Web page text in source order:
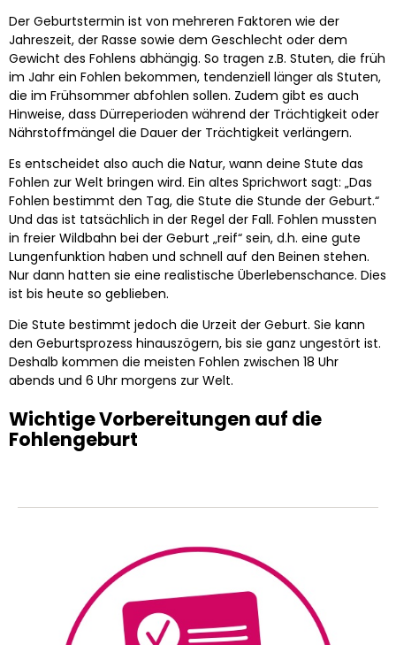
Der Geburtstermin ist von mehreren Faktoren wie der
Jahreszeit, der Rasse sowie dem Geschlecht oder dem
Gewicht des Fohlens abhängig. So tragen z.B. Stuten, die früh
im Jahr ein Fohlen bekommen, tendenziell länger als Stuten,
die im Frühsommer abfohlen sollen. Zudem gibt es auch
Hinweise, dass Dürreperioden während der Trächtigkeit oder
Nährstoffmängel die Dauer der Trächtigkeit verlängern.
Es entscheidet also auch die Natur, wann deine Stute das
Fohlen zur Welt bringen wird. Ein altes Sprichwort sagt: „Das
Fohlen bestimmt den Tag, die Stute die Stunde der Geburt.“
Und das ist tatsächlich in der Regel der Fall. Fohlen mussten
in freier Wildbahn bei der Geburt „reif“ sein, d.h. eine gute
Lungenfunktion haben und schnell auf den Beinen stehen.
Nur dann hatten sie eine realistische Überlebenschance. Dies
ist bis heute so geblieben.
Die Stute bestimmt jedoch die Urzeit der Geburt. Sie kann
den Geburtsprozess hinauszögern, bis sie ganz ungestört ist.
Deshalb kommen die meisten Fohlen zwischen 18 Uhr
abends und 6 Uhr morgens zur Welt.
Wichtige Vorbereitungen auf die
Fohlengeburt